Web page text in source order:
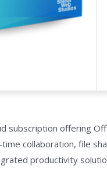
subscription offering
collaboration, file
productivity